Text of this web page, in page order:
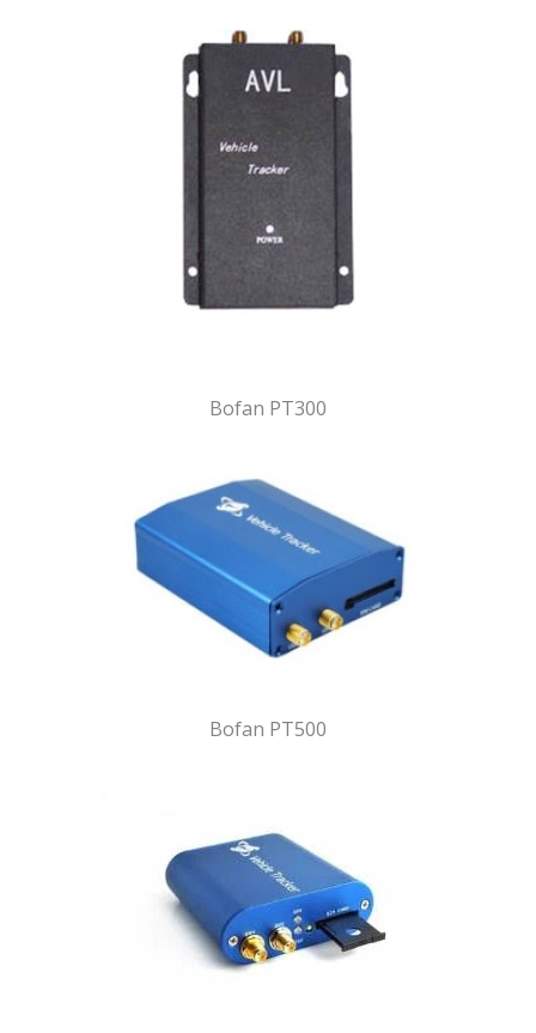
Bofan PT300
Bofan PT500